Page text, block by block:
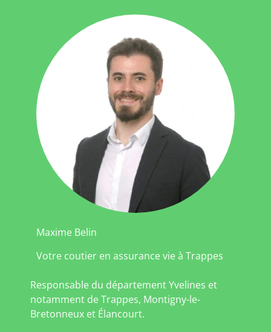
Maxime Belin
Votre coutier en assurance vie à Trappes
Responsable du département Yvelines et
notamment de Trappes, Montigny-le-
Bretonneux et Élancourt.